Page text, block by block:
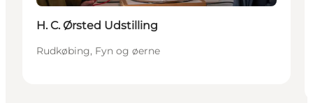
H. C. Ørsted Udstilling
Rudkøbing, Fyn og øerne